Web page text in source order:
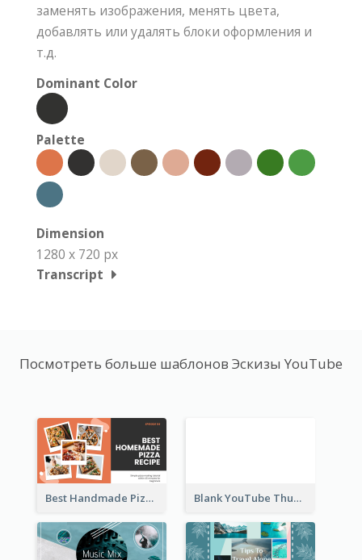
заменять изображения, менять цвета,
добавлять или удалять блоки оформления и
т.д.
Dominant Color
Palette
Dimension
1280 x 720 px
Transcript
Посмотреть больше шаблонов Эскизы YouTube
Best Handmade Pizza Recipe YouTube Thumbnail Blank YouTube Thumbnail